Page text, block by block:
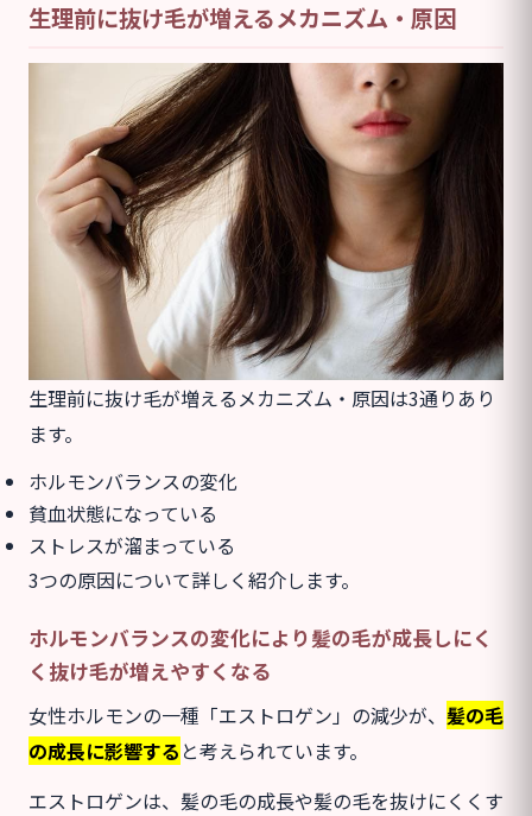
生理前に抜け毛が増えるメカニズム・原因
生理前に抜け毛が増えるメカニズム・原因は3通りあり
ます。
ホルモンバランスの変化
貧血状態になっている
ストレスが溜まっている
3つの原因について詳しく紹介します。
ホルモンバランスの変化により髪の毛が成長しにく
く抜け毛が増えやすくなる
女性ホルモンの一種「エストロゲン」の減少が、 髪の毛
の成長に影響する と考えられています。
エストロゲンは、髪の毛の成長や髪の毛を抜けにくくす